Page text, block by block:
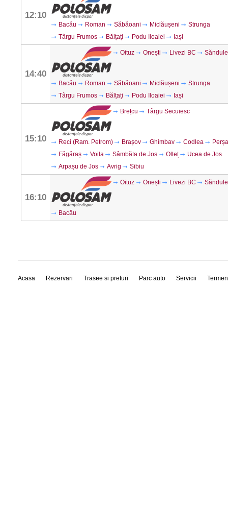
12:10
Bacău Roman Săbăoani Miclăușeni
Strunga
Târgu Frumos
Bălțați Podu Iloaiei Iași
14:40
Oituz Onești Livezi BC
Bacău Roman Săbăoani Miclăușeni
Strunga
Târgu Frumos
Bălțați Podu Iloaiei Iași
15:10
Brețcu Târgu Secuiesc
Reci (Ram. Petrom) Brașov Ghimbav Codlea
Făgăraș
Voila Sâmbăta de Jos Olteț
Ucea de Jos
Arpașu de Jos
Avrig Sibiu
16:10
Oituz Onești Livezi BC
Bacău
Acasa Rezervari Trasee si preturi Parc auto Servicii